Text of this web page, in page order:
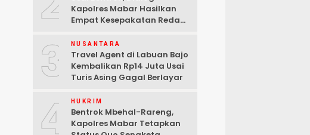
Kapolres Mabar Hasilkan
Empat Kesepakatan Redam
3 NUSANTARA
Travel Agent di Labuan Bajo
Kembalikan Rp14 Juta Usai
Turis Asing Gagal Berlayar
4 HUKRIM
Bentrok Mbehal-Rareng,
Kapolres Mabar Tetapkan